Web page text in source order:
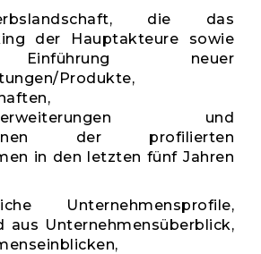
die das
der Hauptakteure sowie
neuer
Produkte,
und
der profilierten
in den letzten fünf Jahren
Unternehmensprofile,
aus Unternehmensüberblick,